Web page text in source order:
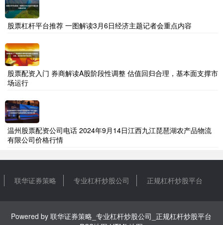
股票杠杆平台推荐 一图解读3月6日经济主题记者会重点内容
股票配资入门 券商解读A股阶段性调整 估值回归合理，基本面支撑市
场运行
温州股票配资公司电话 2024年9月14日江西九江琵琶湖农产品物流
有限公司价格行情
联华证券策略 专业杠杆炒股公司 正规杠杆炒股平台
Powered by联华证券策略_专业杠杆炒股公司_正规杠杆炒股平台